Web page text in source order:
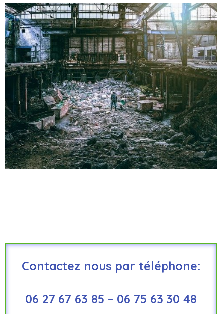
Contactez nous par téléphone:
06 27 67 63 85 – 06 75 63 30 48